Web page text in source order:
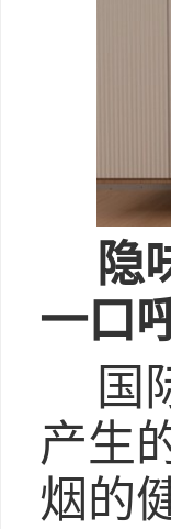
隐
一口
国
产生
烟的